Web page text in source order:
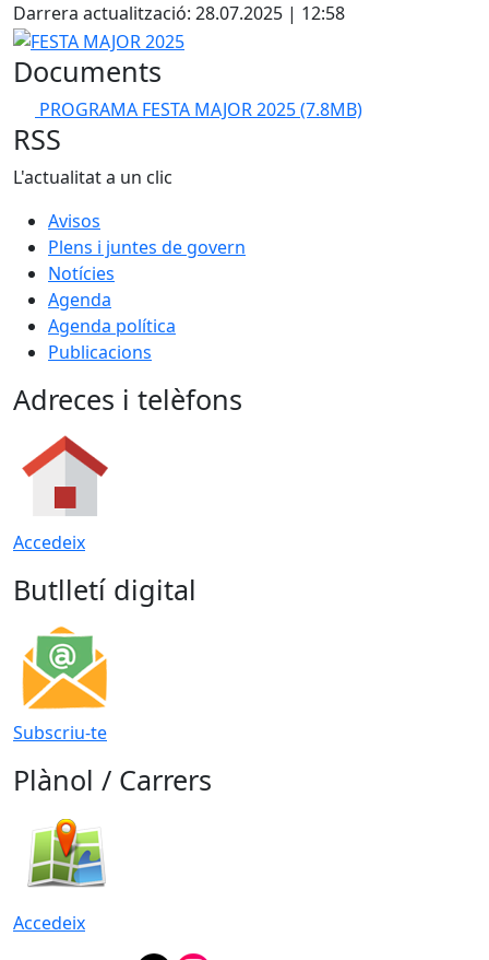
Darrera actualització: 28.07.2025 | 12:58
FESTA MAJOR 2025
Documents
PROGRAMA FESTA MAJOR 2025(7.8MB)
RSS
L'actualitat a un clic
Avisos
Plens i juntes de govern
Notícies
Agenda
Agenda política
Publicacions
Adreces i telèfons
Accedeix
Butlletí digital
Subscriu-te
Plànol / Carrers
Accedeix